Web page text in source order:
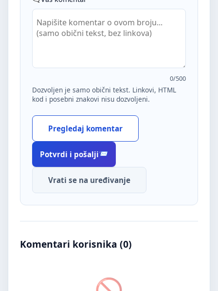
0/500
Dozvoljen je samo obični tekst. Linkovi, HTML
kod i posebni znakovi nisu dozvoljeni.
Pregledaj komentar
Potvrdi i pošalji
Vrati se na uređivanje
Komentari korisnika (0)